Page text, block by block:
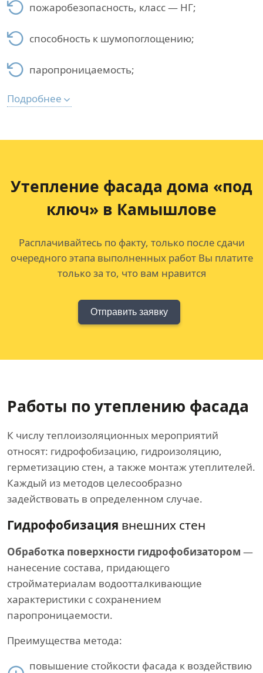
пожаробезопасность, класс — НГ;
способность к шумопоглощению;
паропроницаемость;
Подробнее
Утепление фасада дома «под
ключ» в Камышлове
Расплачивайтесь по факту, только после сдачи
очередного этапа выполненных работ Вы платите
только за то, что вам нравится
Отправить заявку
Работы по утеплению фасада
К числу теплоизоляционных мероприятий
относят: гидрофобизацию, гидроизоляцию,
герметизацию стен, а также монтаж утеплителей.
Каждый из методов целесообразно
задействовать в определенном случае.
Гидрофобизация внешних стен
Обработка поверхности гидрофобизатором —
нанесение состава, придающего
стройматериалам водоотталкивающие
характеристики с сохранением
паропроницаемости.
Преимущества метода:
повышение стойкости фасада к воздействию